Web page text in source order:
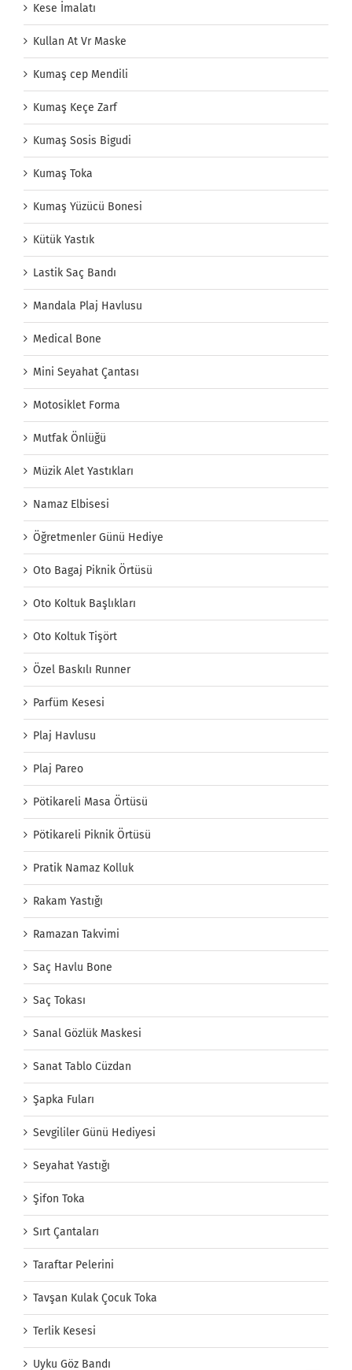
Kese İmalatı
Kullan At Vr Maske
Kumaş cep Mendili
Kumaş Keçe Zarf
Kumaş Sosis Bigudi
Kumaş Toka
Kumaş Yüzücü Bonesi
Kütük Yastık
Lastik Saç Bandı
Mandala Plaj Havlusu
Medical Bone
Mini Seyahat Çantası
Motosiklet Forma
Mutfak Önlüğü
Müzik Alet Yastıkları
Namaz Elbisesi
Öğretmenler Günü Hediye
Oto Bagaj Piknik Örtüsü
Oto Koltuk Başlıkları
Oto Koltuk Tişört
Özel Baskılı Runner
Parfüm Kesesi
Plaj Havlusu
Plaj Pareo
Pötikareli Masa Örtüsü
Pötikareli Piknik Örtüsü
Pratik Namaz Kolluk
Rakam Yastığı
Ramazan Takvimi
Saç Havlu Bone
Saç Tokası
Sanal Gözlük Maskesi
Sanat Tablo Cüzdan
Şapka Fuları
Sevgililer Günü Hediyesi
Seyahat Yastığı
Şifon Toka
Sırt Çantaları
Taraftar Pelerini
Tavşan Kulak Çocuk Toka
Terlik Kesesi
Uyku Göz Bandı